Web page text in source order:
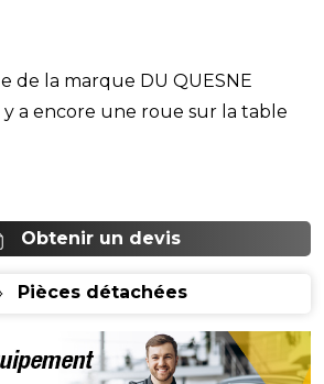
de la marque DU QUESNE
y a encore une roue sur la table
soit activé que lorsqu'il y a de
Obtenir un devis
Pièces détachées